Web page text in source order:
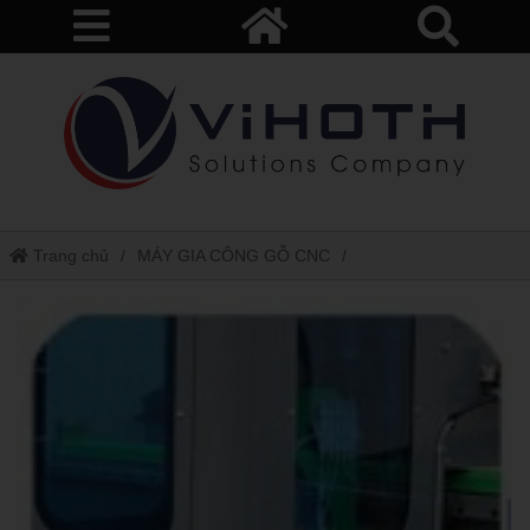
Trang chủ MÁY GIA CÔNG GỖ CNC